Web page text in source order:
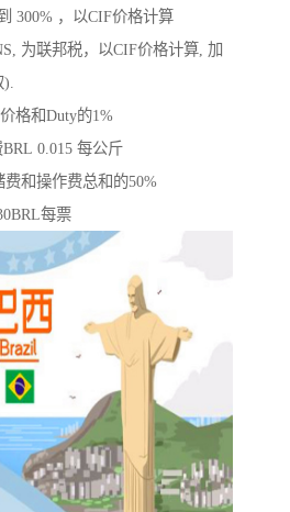
300% ，以CIF价格计算
为联邦税，以CIF价格计算, 加
).
格和Duty的1%
0.015 每公斤
和操作费总和的50%
每票